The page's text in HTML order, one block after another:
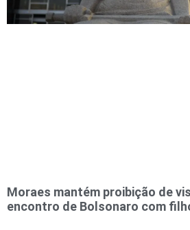
Moraes mantém proibição de
encontro de Bolsonaro com